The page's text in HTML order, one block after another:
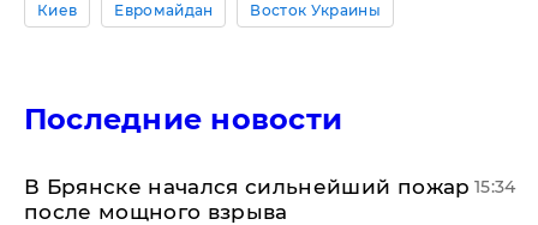
Киев Евромайдан Восток Украины
Последние новости
В Брянске начался сильнейший пожар
после мощного взрыва
15:34